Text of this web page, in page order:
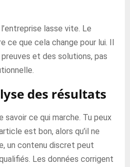
lasse vite. Le
ce que cela change pour lui. Il
et des solutions, pas
des résultats
savoir ce qui marche. Tu peux
est bon, alors qu’il ne
un contenu discret peut
Les données corrigent